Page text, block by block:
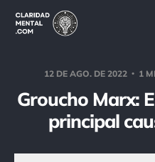
12 DE AGO. DE 2022 1
Groucho Marx:
principal